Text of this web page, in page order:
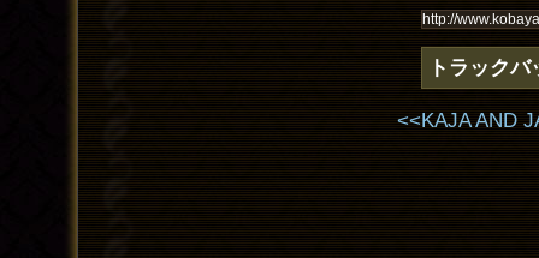
トラックバ
<<KAJA AND